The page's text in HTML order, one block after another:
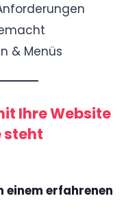
& Menüs
Ihre Website
steht
einem erfahrenen